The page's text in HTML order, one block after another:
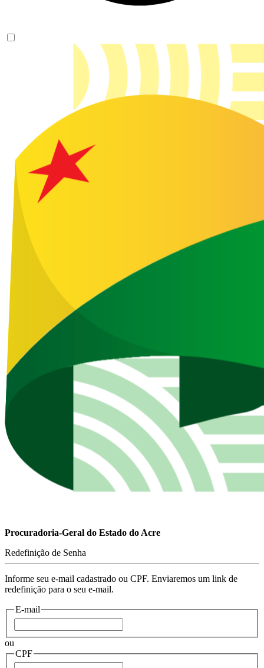
Procuradoria-Geral do Estado do Acre
Redefinição de Senha
Informe seu e-mail cadastrado ou CPF. Enviaremos um link de
redefinição para o seu e-mail.
E-mail
ou
CPF